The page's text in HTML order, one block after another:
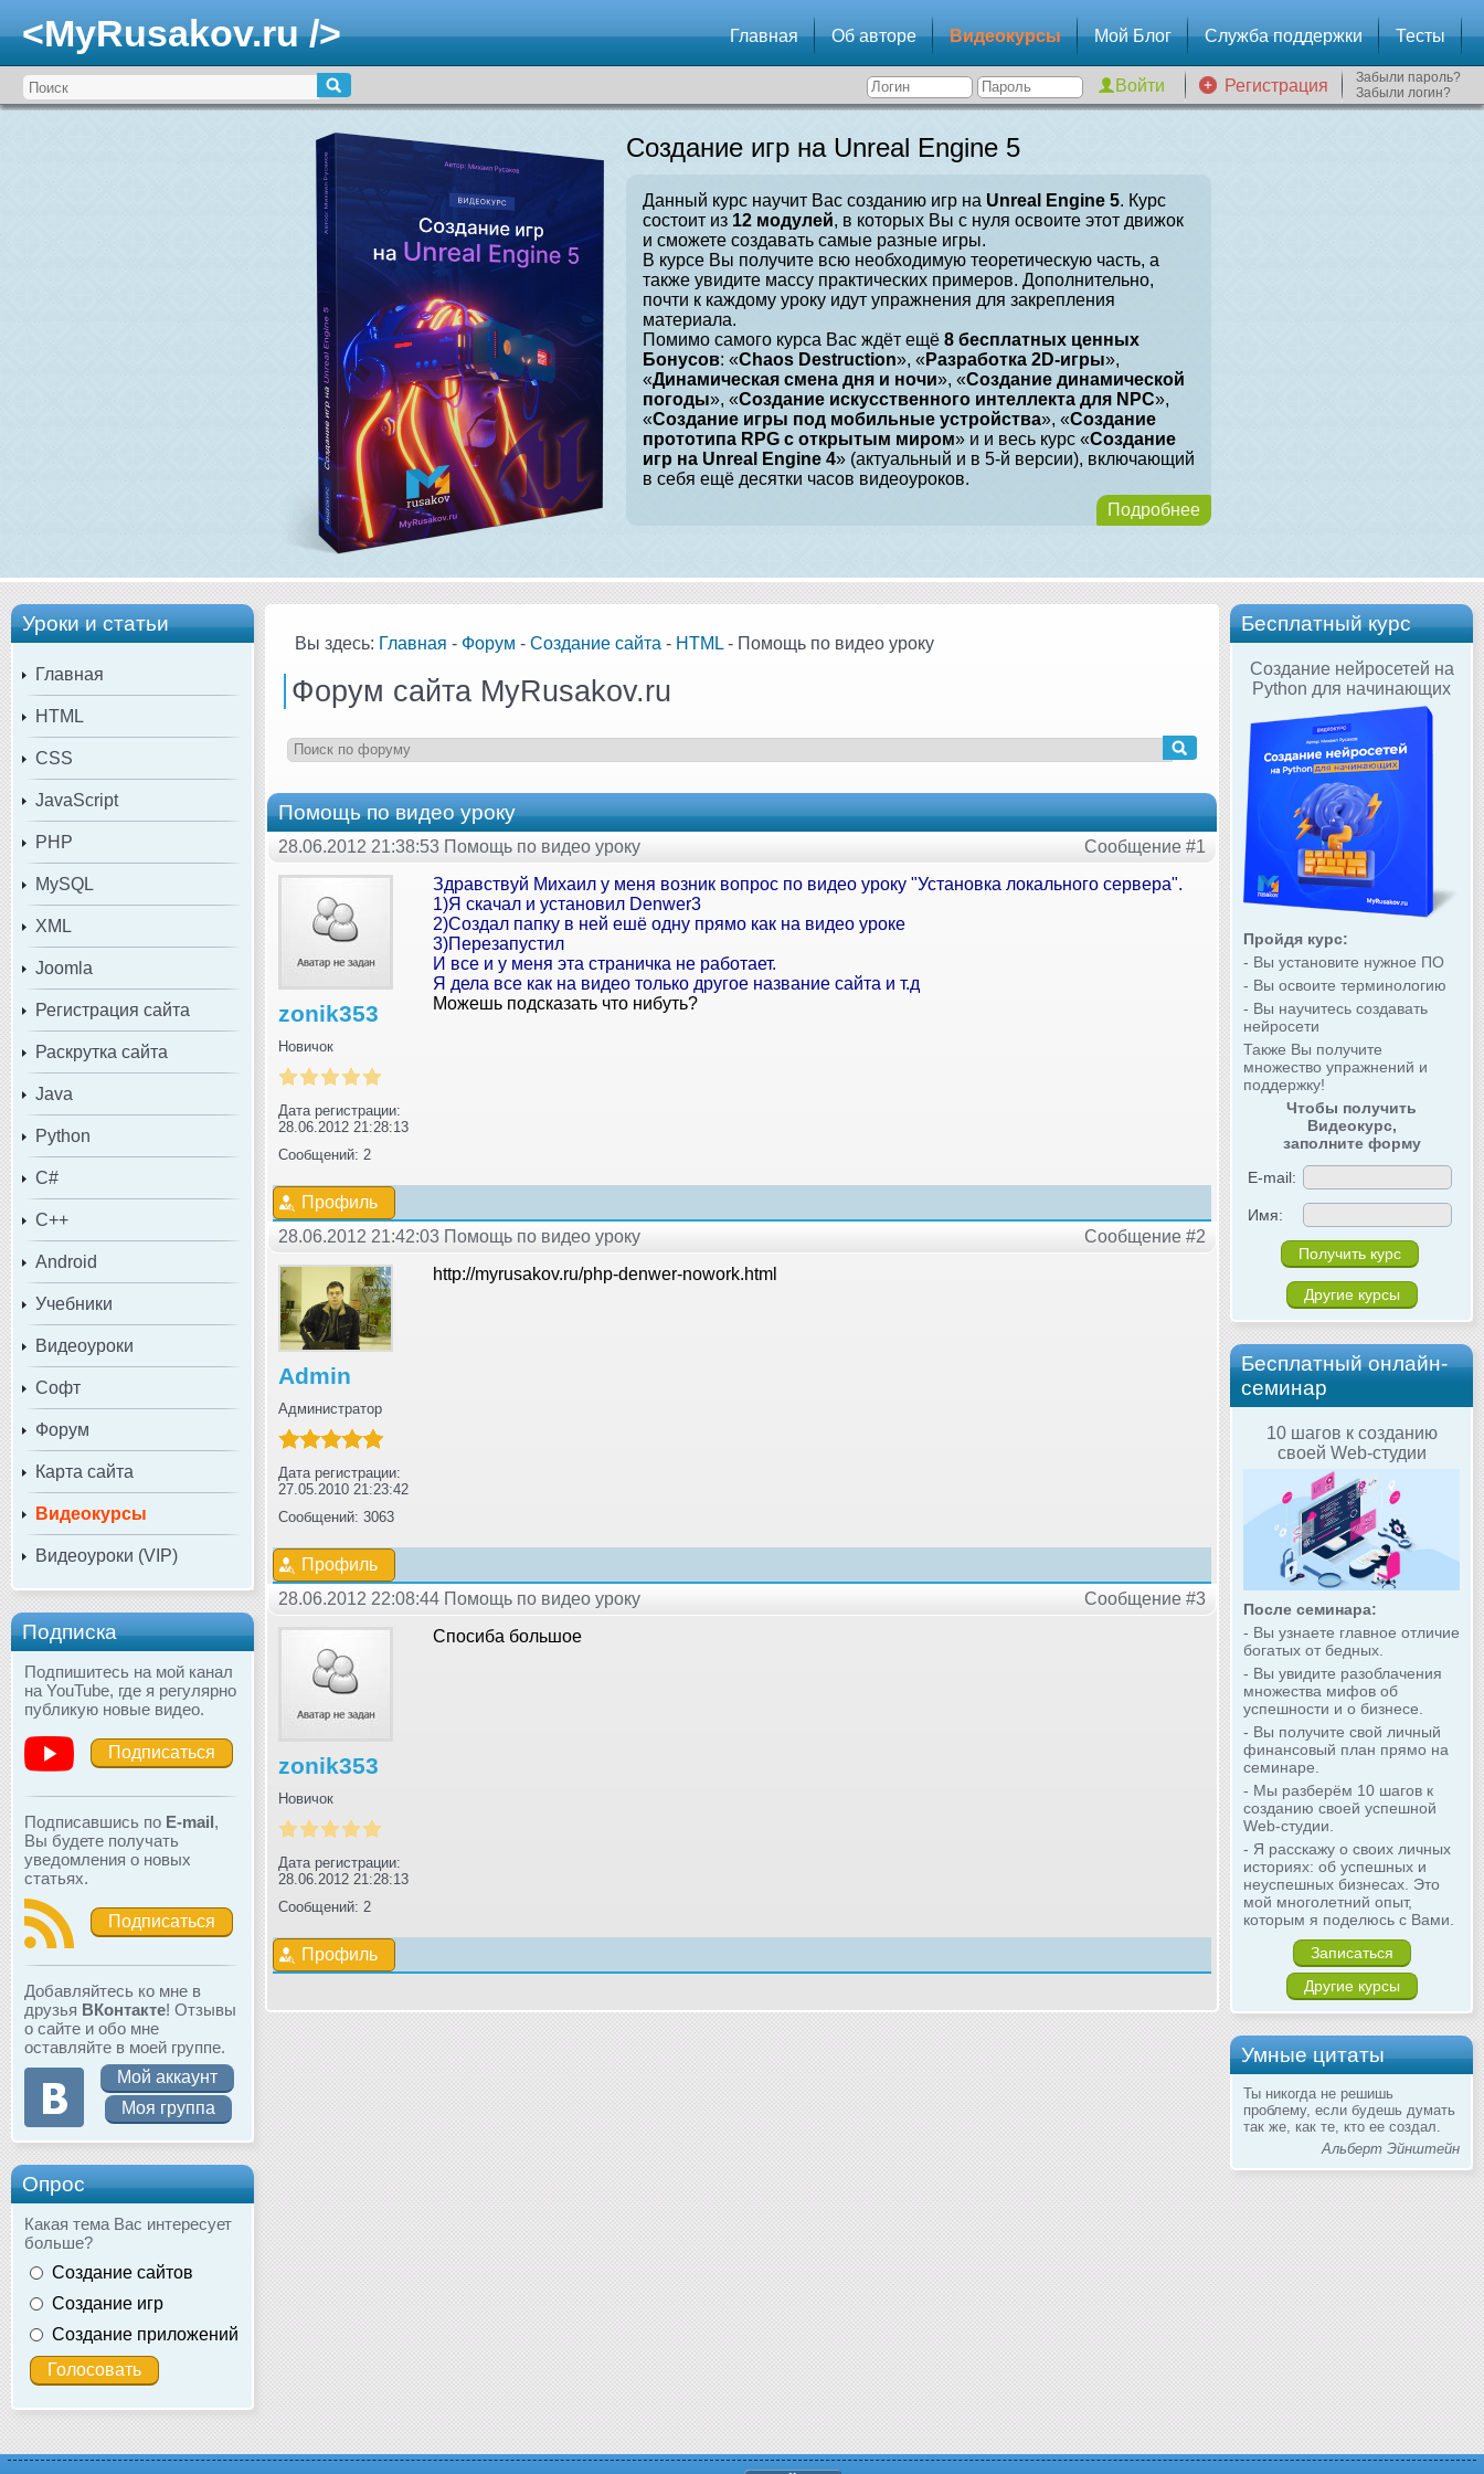
<MyRusakov.ru /> Главная Об авторе Видеокурсы Мой Блог Служба поддержки Тесты
Регистрация
Забыли пароль?
Забыли логин?
Создание игр на Unreal Engine 5
Данный курс научит Вас созданию игр на Unreal Engine 5. Курс
состоит из 12 модулей, в которых Вы с нуля освоите этот движок
и сможете создавать самые разные игры.
В курсе Вы получите всю необходимую теоретическую часть, а
также увидите массу практических примеров. Дополнительно,
почти к каждому уроку идут упражнения для закрепления
материала.
Помимо самого курса Вас ждёт ещё 8 бесплатных ценных
Бонусов: «Chaos Destruction», « Разработка 2D-игры»,
«Динамическая смена дня и ночи», «Создание динамической
погоды», «Создание искусственного интеллекта для NPC»,
«Создание игры под мобильные устройства», «Создание
прототипа RPG с открытым миром» и и весь курс «Создание
игр на Unreal Engine 4» (актуальный и в 5-й версии), включающий
в себя ещё десятки часов видеоуроков.
Подробнее
Уроки и статьи
Главная
HTML
CSS
JavaScript
PHP
MySQL
XML
Joomla
Регистрация сайта
Раскрутка сайта
Java
Python
C#
C++
Android
Учебники
Видеоуроки
Софт
Форум
Карта сайта
Видеокурсы
Видеоуроки (VIP)
Подписка
Подпишитесь на мой канал
на YouTube, где я регулярно
публикую новые видео.
Подписаться
Подписавшись по E-mail,
Вы будете получать
уведомления о новых
статьях.
Подписаться
Добавляйтесь ко мне в
друзья ВКонтакте! Отзывы
о сайте и обо мне
оставляйте в моей группе.
Мой аккаунт
Моя группа
Опрос
Какая тема Вас интересует
больше?
Создание сайтов
Создание игр
Создание приложений
Бесплатный курс
Создание нейросетей на
Python для начинающих
Пройдя курс:
- Вы установите нужное ПО
- Вы освоите терминологию
- Вы научитесь создавать
нейросети
Также Вы получите
множество упражнений и
поддержку!
Чтобы получить
Видеокурс,
заполните форму
E-mail:
Имя:
Другие курсы
Бесплатный онлайн-
семинар
10 шагов к созданию
своей Web-студии
После семинара:
- Вы узнаете главное отличие
богатых от бедных.
- Вы увидите разоблачения
множества мифов об
успешности и о бизнесе.
- Вы получите свой личный
финансовый план прямо на
семинаре.
- Мы разберём 10 шагов к
созданию своей успешной
Web-студии.
- Я расскажу о своих личных
историях: об успешных и
неуспешных бизнесах. Это
мой многолетний опыт,
которым я поделюсь с Вами.
Записаться
Другие курсы
Умные цитаты
Ты никогда не решишь
проблему, если будешь думать
так же, как те, кто ее создал.
Альберт Эйнштейн
Вы здесь: Главная - Форум - Создание сайта - HTML - Помощь по видео уроку
Форум сайта MyRusakov.ru
Помощь по видео уроку
28.06.2012 21:38:53 Помощь по видео уроку Сообщение #1
zonik353
Новичок
Дата регистрации:
28.06.2012 21:28:13
Сообщений: 2
Здравствуй Михаил у меня возник вопрос по видео уроку "Установка локального сервера".
1)Я скачал и установил Denwer3
2)Создал папку в ней ешё одну прямо как на видео уроке
3)Перезапустил
И все и у меня эта страничка не работает.
Я дела все как на видео только другое название сайта и т.д
Можешь подсказать что нибуть?
Профиль
28.06.2012 21:42:03 Помощь по видео уроку
Сообщение #2
Admin
Администратор
Дата регистрации:
27.05.2010 21:23:42
Сообщений: 3063
http://myrusakov.ru/php-denwer-nowork.html
Профиль
28.06.2012 22:08:44 Помощь по видео уроку
Сообщение #3
zonik353
Новичок
Дата регистрации:
28.06.2012 21:28:13
Сообщений: 2
Спосиба большое
Профиль